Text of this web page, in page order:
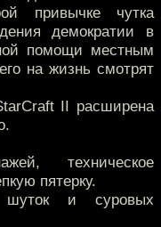
привычке чутка
демократии в
помощи местным
на жизнь смотрят
II расширена
техническое
пятерку.
и суровых